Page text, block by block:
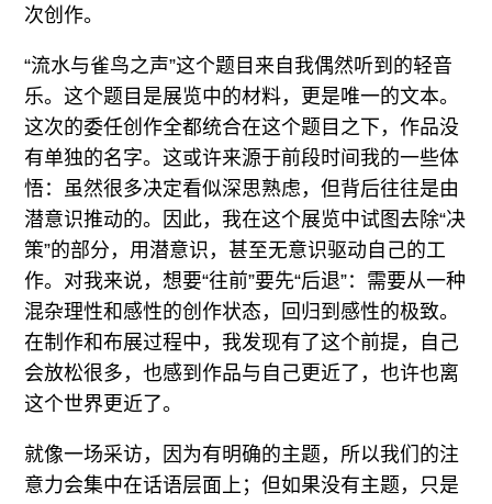
次创作。
“流水与雀鸟之声”这个题目来自我偶然听到的轻音
乐。这个题目是展览中的材料，更是唯一的文本。
这次的委任创作全都统合在这个题目之下，作品没
有单独的名字。这或许来源于前段时间我的一些体
悟：虽然很多决定看似深思熟虑，但背后往往是由
潜意识推动的。因此，我在这个展览中试图去除“决
策”的部分，用潜意识，甚至无意识驱动自己的工
作。对我来说，想要“往前”要先“后退”：需要从一种
混杂理性和感性的创作状态，回归到感性的极致。
在制作和布展过程中，我发现有了这个前提，自己
会放松很多，也感到作品与自己更近了，也许也离
这个世界更近了。
就像一场采访，因为有明确的主题，所以我们的注
意力会集中在话语层面上；但如果没有主题，只是